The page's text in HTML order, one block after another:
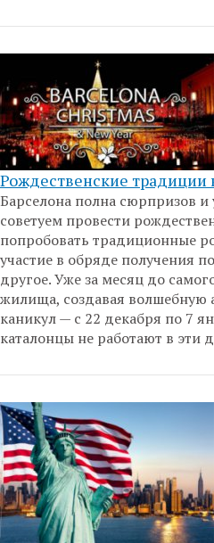
Рождественские традиции
Барселона полна сюрпризов
советуем провести
попробовать традиционные
участие в обряде получения
другое. Уже за месяц до
жилища, создавая
каникул — с 22 декабря по 7
каталонцы не работают в эти